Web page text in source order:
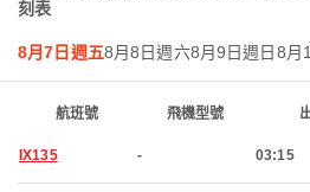
刻表
8月7日週五8月8日週六8月9日週日 8月
航班號 飛機型號
IX135 - 03:15